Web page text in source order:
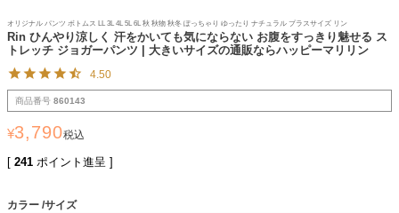
オリジナル パンツ ボトムス LL 3L 4L 5L 6L 秋 秋物 秋冬 ぽっちゃり ゆったり ナチュラル プラスサイズ リン
Rin ひんやり涼しく 汗をかいても気にならない お腹をすっきり魅せる ス
トレッチ ジョガーパンツ | 大きいサイズの通販ならハッピーマリリン
4.50
商品番号 860143
¥3,790税込
[ 241 ポイント進呈 ]
カラー サイズ